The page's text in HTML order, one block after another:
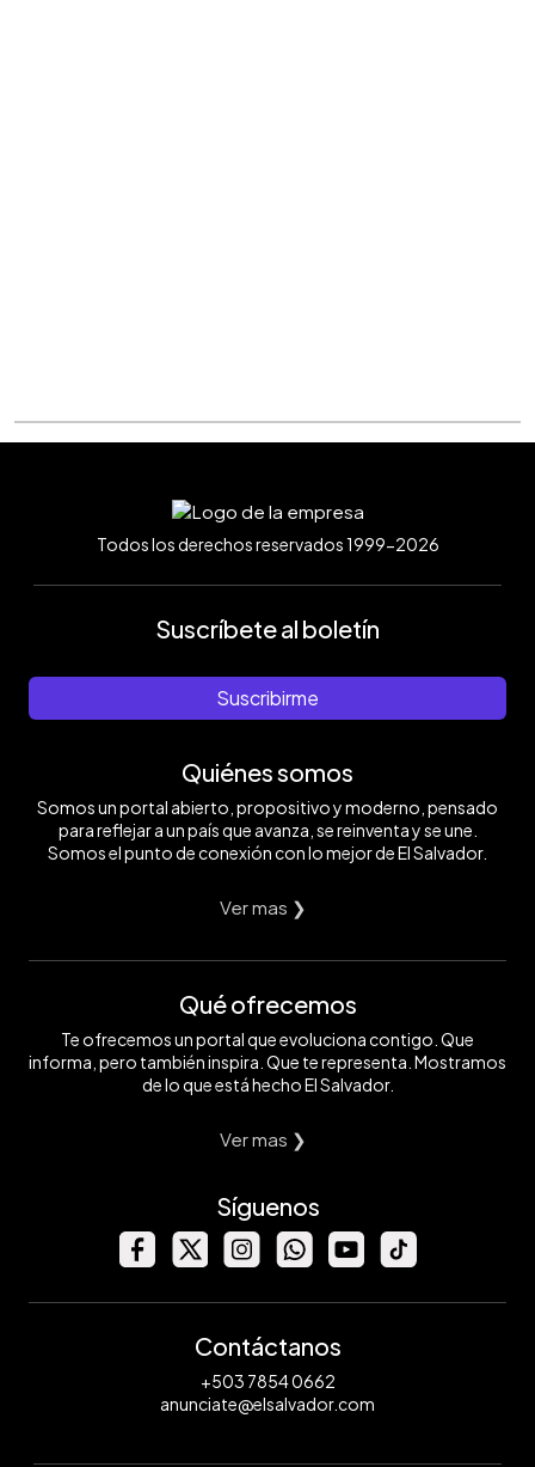
Todos los derechos reservados 1999-2026
Suscríbete al boletín
Suscribirme
Quiénes somos
Somos un portal abierto, propositivo y moderno, pensado
para reflejar a un país que avanza, se reinventa y se une.
Somos el punto de conexión con lo mejor de El Salvador.
Ver mas ❯
Qué ofrecemos
Te ofrecemos un portal que evoluciona contigo. Que
informa, pero también inspira. Que te representa. Mostramos
de lo que está hecho El Salvador.
Ver mas ❯
Síguenos
Contáctanos
+503 7854 0662
anunciate@elsalvador.com